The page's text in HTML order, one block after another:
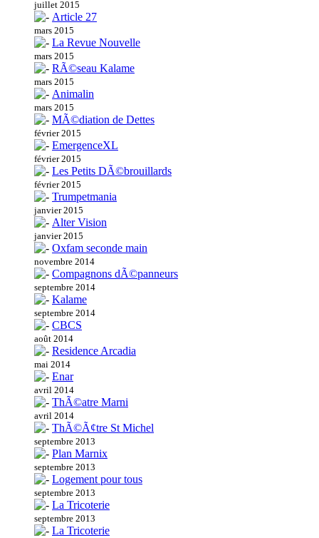
juillet 2015
Article 27
mars 2015
La Revue Nouvelle
mars 2015
RÃ©seau Kalame
mars 2015
Animalin
mars 2015
MÃ©diation de Dettes
février 2015
EmergenceXL
février 2015
Les Petits DÃ©brouillards
février 2015
Trumpetmania
janvier 2015
Alter Vision
janvier 2015
Oxfam seconde main
novembre 2014
Compagnons dÃ©panneurs
septembre 2014
Kalame
septembre 2014
CBCS
août 2014
Residence Arcadia
mai 2014
Enar
avril 2014
ThÃ©atre Marni
avril 2014
ThÃ©Ã¢tre St Michel
septembre 2013
Plan Marnix
septembre 2013
Logement pour tous
septembre 2013
La Tricoterie
septembre 2013
La Tricoterie